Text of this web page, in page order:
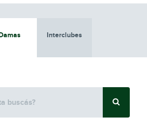
Interclubes